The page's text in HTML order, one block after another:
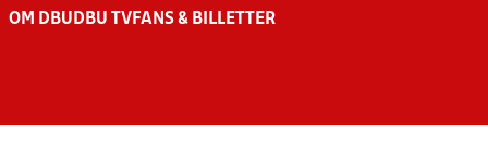
OM DBU DBU TV FANS & BILLETTER